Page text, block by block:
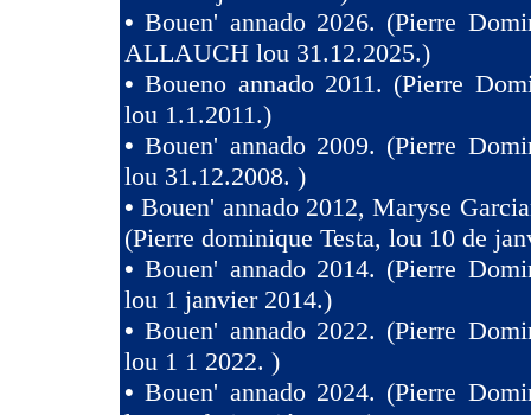
•Bouen' annado 2026. (Pierre
ALLAUCH lou 31.12.2025.)
•Boueno annado 2011. (Pierre
lou 1.1.2011.)
•Bouen' annado 2009. (Pierre
lou 31.12.2008. )
•Bouen' annado 2012, Maryse
(Pierre dominique Testa, lou 10 de
•Bouen' annado 2014. (Pierre
lou 1 janvier 2014.)
•Bouen' annado 2022. (Pierre
lou 1 1 2022. )
•Bouen' annado 2024. (Pierre